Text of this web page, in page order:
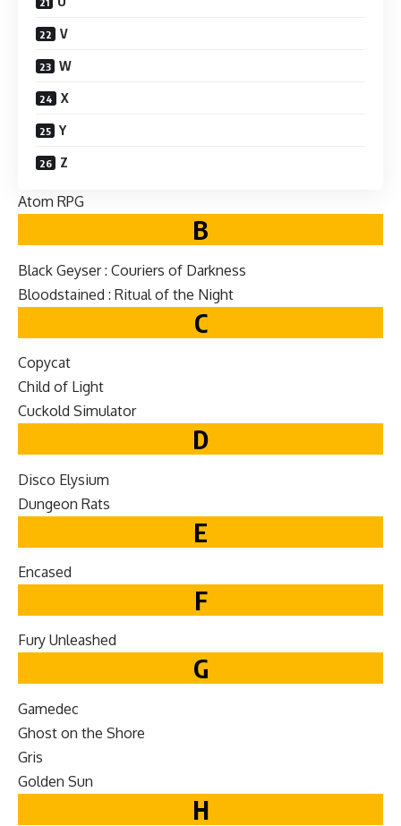
V
W
X
Y
Z
Atom RPG
B
Black Geyser : Couri­ers of Darkness
Blood­stained : Rit­u­al of the Night
C
Copy­cat
Child of Light
Cuck­old Simulator
D
Dis­co Elysium
Dun­geon Rats
E
Encased
F
Fury Unleashed
G
Gamedec
Ghost on the Shore
Gris
Gold­en Sun
H